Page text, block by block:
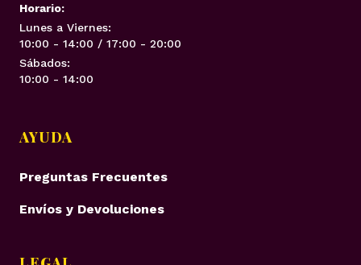
Horario:
Lunes a Viernes:
10:00 - 14:00 / 17:00 - 20:00
Sábados:
10:00 - 14:00
AYUDA
Preguntas Frecuentes
Envíos y Devoluciones